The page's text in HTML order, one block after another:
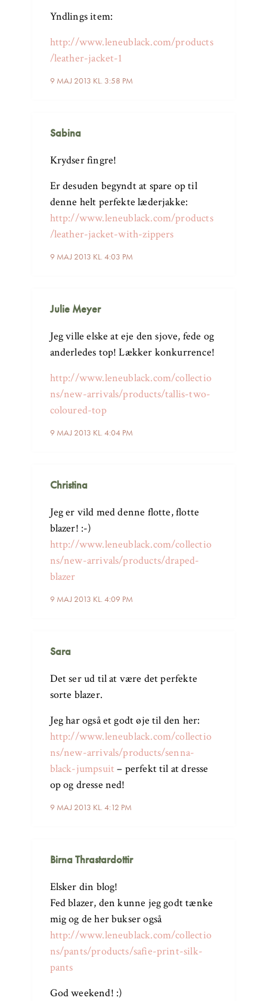
9 MAJ 2013 KL. 3:58 PM
Yndlings item:
http://www.leneublack.com/products
/leather-jacket-1
Sabina
9 MAJ 2013 KL. 4:03 PM
Krydser fingre!
Er desuden begyndt at spare op til
denne helt perfekte læderjakke:
http://www.leneublack.com/products
/leather-jacket-with-zippers
Julie Meyer
9 MAJ 2013 KL. 4:04 PM
Jeg ville elske at eje den sjove, fede og
anderledes top! Lækker konkurrence!
http://www.leneublack.com/collectio
ns/new-arrivals/products/tallis-two-
coloured-top
Christina
9 MAJ 2013 KL. 4:09 PM
Jeg er vild med denne flotte, flotte
blazer! :-)
http://www.leneublack.com/collectio
ns/new-arrivals/products/draped-
blazer
Sara
9 MAJ 2013 KL. 4:12 PM
Det ser ud til at være det perfekte
sorte blazer.
Jeg har også et godt øje til den her:
http://www.leneublack.com/collectio
ns/new-arrivals/products/senna-
black-jumpsuit – perfekt til at dresse
op og dresse ned!
Birna Thrastardottir
Elsker din blog!
Fed blazer, den kunne jeg godt tænke
mig og de her bukser også
http://www.leneublack.com/collectio
ns/pants/products/safie-print-silk-
pants
God weekend! :)